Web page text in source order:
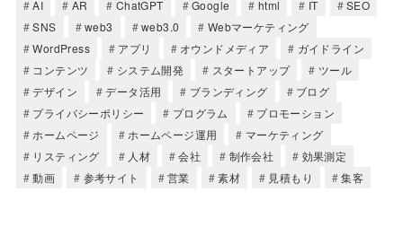
AI AR ChatGPT Google html IT
SEO
SNS
web3 web3.0
Webマーケティング
WordPress
アプリ オウンドメディア
ガイドライン
コンテンツ
システム開発 スタートアップ
ツール
デザイン
データ活用 ブランディング
ブログ
プライバシーポリシー
プログラム
プロモーション
ホームページ
ホームページ運用
マーケティング
リスティング
人材 会社 制作会社
効果測定
動画
参考サイト 営業 素材 見積もり 集客